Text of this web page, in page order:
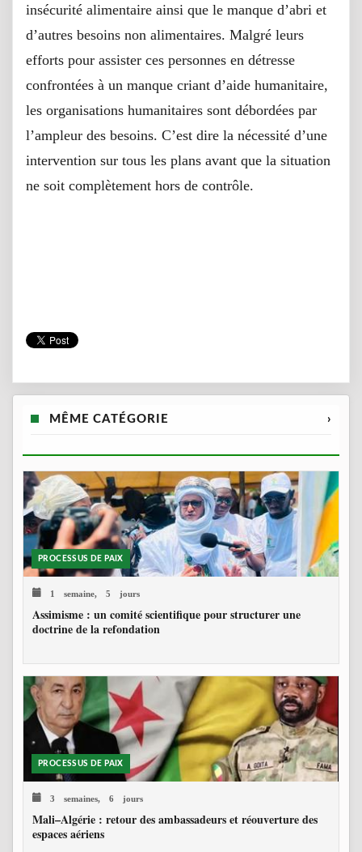
insécurité alimentaire ainsi que le manque d’abri et
d’autres besoins non alimentaires. Malgré leurs
efforts pour assister ces personnes en détresse
confrontées à un manque criant d’aide humanitaire,
les organisations humanitaires sont débordées par
l’ampleur des besoins. C’est dire la nécessité d’une
intervention sur tous les plans avant que la situation
ne soit complètement hors de contrôle.
MÊME CATÉGORIE ›
PROCESSUS DE PAIX
1 semaine, 5 jours
Assimisme : un comité scientifique pour structurer une
doctrine de la refondation
PROCESSUS DE PAIX
3 semaines, 6 jours
Mali–Algérie : retour des ambassadeurs et réouverture des
espaces aériens